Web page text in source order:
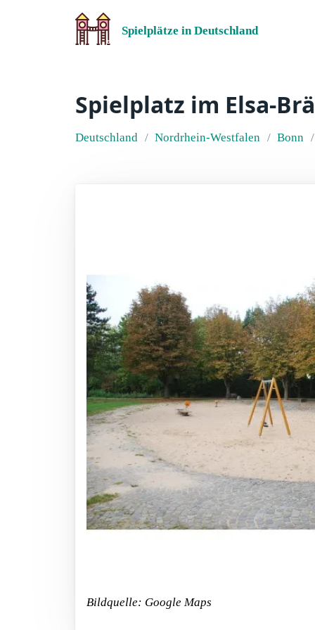
Spielplätze in Deutschland
Spielplatz im Elsa-
Deutschland Nordrhein-Westfalen Bonn
Bildquelle: Google Maps